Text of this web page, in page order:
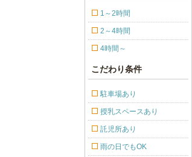
1～2時間
2～4時間
4時間～
こだわり条件
駐車場あり
授乳スペースあり
託児所あり
雨の日でもOK